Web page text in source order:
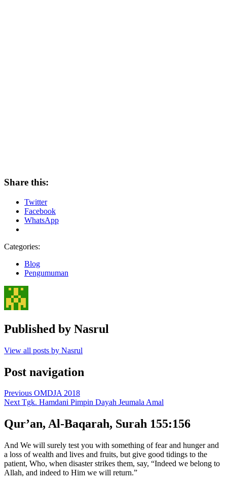
Share this:
Twitter
Facebook
WhatsApp
Categories:
Blog
Pengumuman
Published by Nasrul
View all posts by Nasrul
Post navigation
Previous OMDJA 2018
Next Tgk. Hamdani Pimpin Dayah Jeumala Amal
Qur’an, Al-Baqarah, Surah 155:156
And We will surely test you with something of fear and hunger and
a loss of wealth and lives and fruits, but give good tidings to the
patient, Who, when disaster strikes them, say, “Indeed we belong to
Allah, and indeed to Him we will return.”